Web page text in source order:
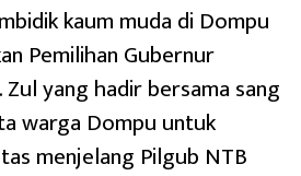
kaum muda di Dompu
Pemilihan Gubernur
yang hadir bersama sang
warga Dompu untuk
menjelang Pilgub NTB